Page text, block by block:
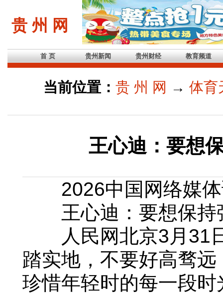
贵 州 网
首 页 贵州新闻 贵州财经 教育频道
当前位置： 贵 州 网 → 体育
王心迪：要想
2026中国网络媒体
王心迪：要想保持
人民网北京3月31日
踏实地，不要好高骛
珍惜年轻时的每一段